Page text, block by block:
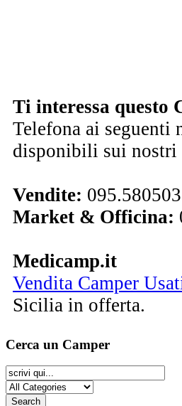
Ti interessa questo
Telefona ai
disponibili sui nostri
Vendite:
Market & Officina:
Medicamp.it
Vendita Camper
Sicilia in offerta.
Cerca un Camper